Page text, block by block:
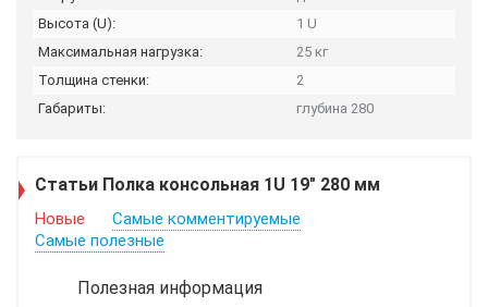
Высота (U):
1 U
Максимальная нагрузка:
25 кг
Толщина стенки:
2
Габариты:
глубина 280
Статьи Полка консольная 1U 19" 280 мм
Новые
Самые комментируемые
Самые полезные
Полезная информация